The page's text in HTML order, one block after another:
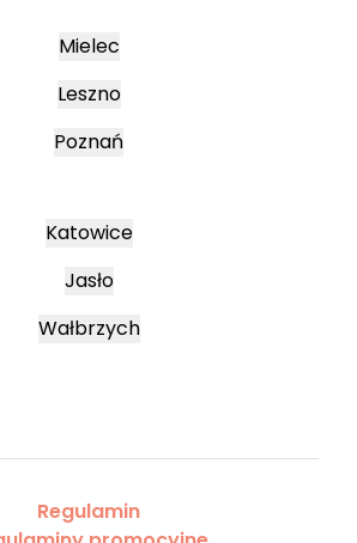
Mielec
Leszno
Poznań
Katowice
Jasło
Wałbrzych
Regulamin